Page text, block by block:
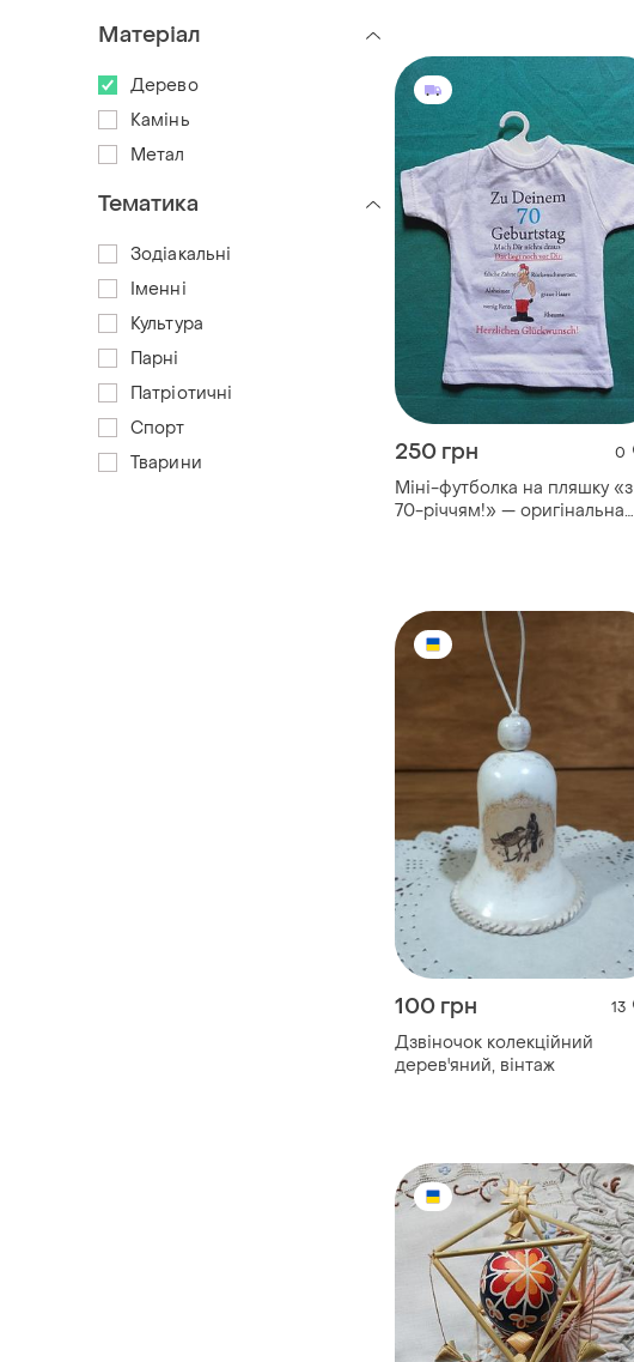
250 грн 0
Міні-футболка на пляшку «з
70-річчям!» — оригінальна
100 грн 13
Дзвіночок колекційний
дерев'яний, вінтаж
Матеріал
Дерево
Камінь
Метал
Тематика
Зодіакальні
Іменні
Культура
Парні
Патріотичні
Спорт
Тварини